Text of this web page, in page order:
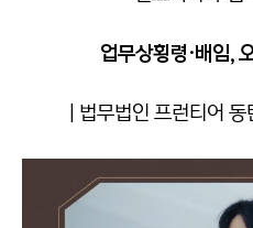
업무상횡령·배임,
| 법무법인 프런티어